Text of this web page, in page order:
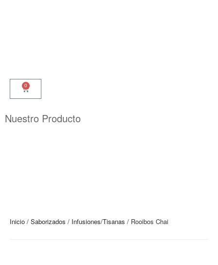
0
Nuestro Producto
Inicio / Saborizados / Infusiones/Tisanas / Rooibos Chai